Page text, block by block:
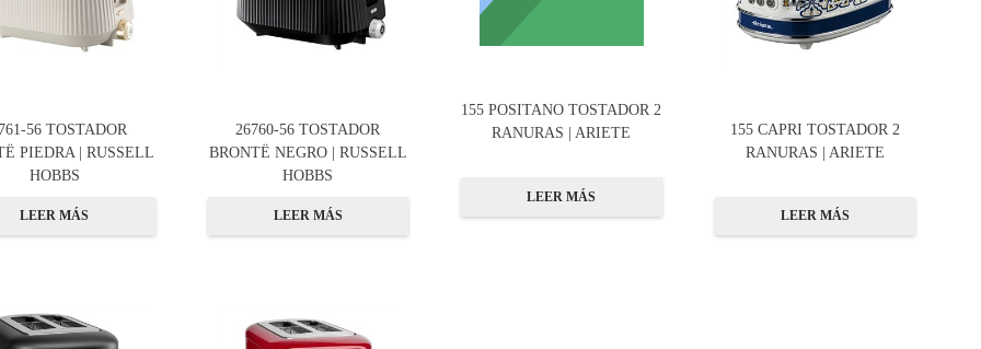
56 TOSTADOR
PIEDRA | RUSSELL
HOBBS
LEER MÁS
26760-56 TOSTADOR
BRONTË NEGRO | RUSSELL
HOBBS
LEER MÁS
155 POSITANO TOSTADOR 2
RANURAS | ARIETE
LEER MÁS
155 CAPRI TOSTADOR 2
RANURAS | ARIETE
LEER MÁS